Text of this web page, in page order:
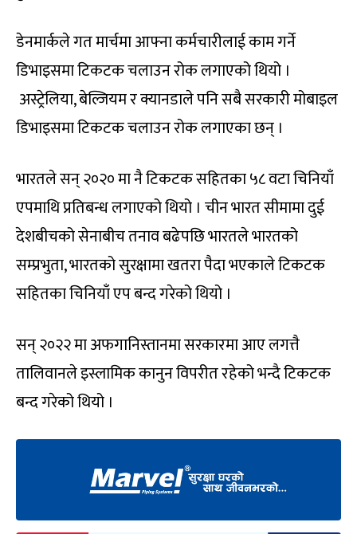
डेनमार्कले गत मार्चमा आफ्ना कर्मचारीलाई काम गर्ने
डिभाइसमा टिकटक चलाउन रोक लगाएको थियो ।
अस्ट्रेलिया, बेल्जियम र क्यानडाले पनि सबै सरकारी मोबाइल
डिभाइसमा टिकटक चलाउन रोक लगाएका छन् ।
भारतले सन् २०२० मा नै टिकटक सहितका ५८ वटा चिनियाँ
एपमाथि प्रतिबन्ध लगाएको थियो । चीन भारत सीमामा दुई
देशबीचको सेनाबीच तनाव बढेपछि भारतले भारतको
सम्प्रभुता, भारतको सुरक्षामा खतरा पैदा भएकाले टिकटक
सहितका चिनियाँ एप बन्द गरेको थियो ।
सन् २०२२ मा अफगानिस्तानमा सरकारमा आए लगत्तै
तालिवानले इस्लामिक कानुन विपरीत रहेको भन्दै टिकटक
बन्द गरेको थियो ।